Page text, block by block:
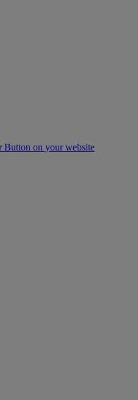
Button on your website